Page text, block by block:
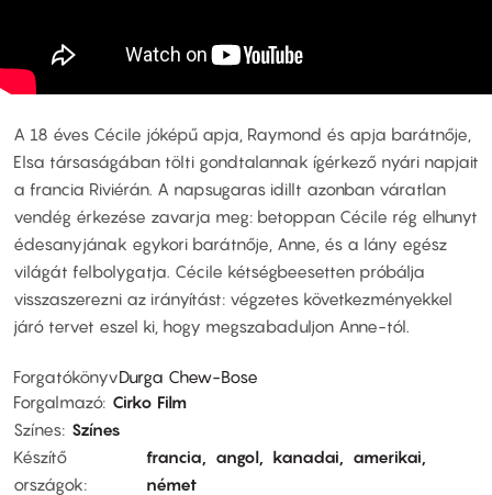
A 18 éves Cécile jóképű apja, Raymond és apja barátnője,
Elsa társaságában tölti gondtalannak ígérkező nyári napjait
a francia Riviérán. A napsugaras idillt azonban váratlan
vendég érkezése zavarja meg: betoppan Cécile rég elhunyt
édesanyjának egykori barátnője, Anne, és a lány egész
világát felbolygatja. Cécile kétségbeesetten próbálja
visszaszerezni az irányítást: végzetes következményekkel
járó tervet eszel ki, hogy megszabaduljon Anne-tól.
ForgatókönyvDurga Chew-Bose
Forgalmazó Cirko Film
Színes Színes
Készítő
országok
francia angol kanadai
amerikai
német